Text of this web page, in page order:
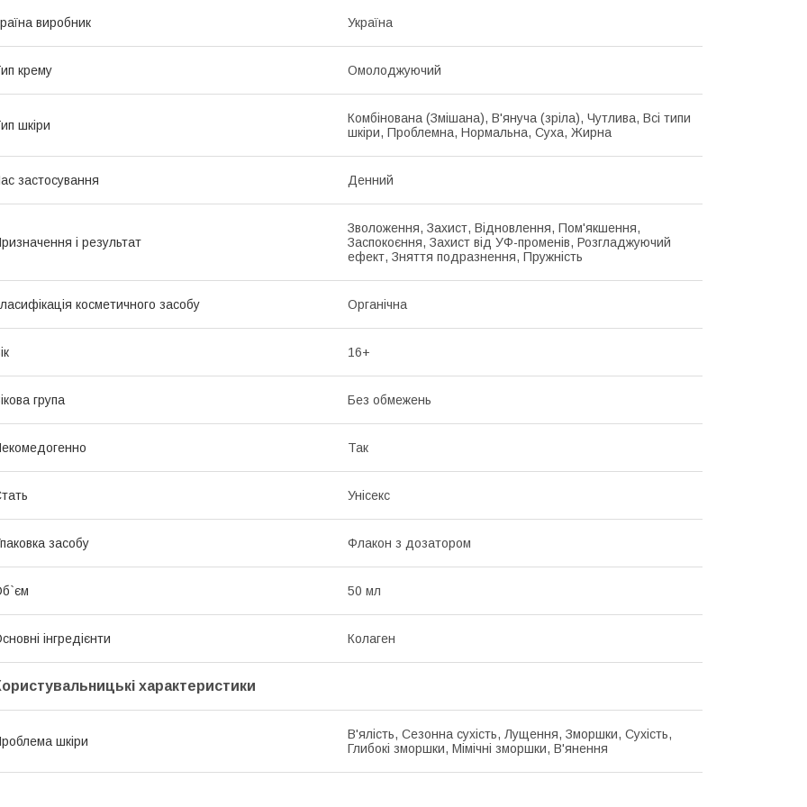
виробник Україна
крему Омолоджуючий
шкіри
Комбінована (Змішана), В'януча (зріла), Чутлива, Всі типи
шкіри, Проблемна, Нормальна, Суха, Жирна
застосування Денний
і результат
Зволоження, Захист, Відновлення, Пом'якшення,
Заспокоєння, Захист від УФ-променів, Розгладжуючий
ефект, Зняття подразнення, Пружність
косметичного засобу Органічна
16+
група Без обмежень
Так
Унісекс
засобу Флакон з дозатором
50 мл
інгредієнти Колаген
характеристики
шкіри
В'ялість, Сезонна сухість, Лущення, Зморшки, Сухість,
Глибокі зморшки, Мімічні зморшки, В'янення